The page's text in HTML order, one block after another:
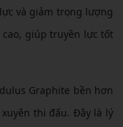
và giảm trọng lượng
giúp truyền lực tốt
Graphite bền hơn
thi đấu. Đây là lý